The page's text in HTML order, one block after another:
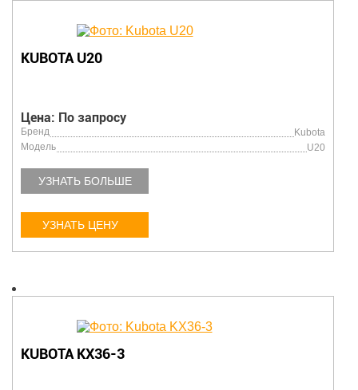
KUBOTA U20
Цена: По запросу
Бренд
Kubota
Модель
U20
УЗНАТЬ БОЛЬШЕ
УЗНАТЬ ЦЕНУ
KUBOTA KX36-3